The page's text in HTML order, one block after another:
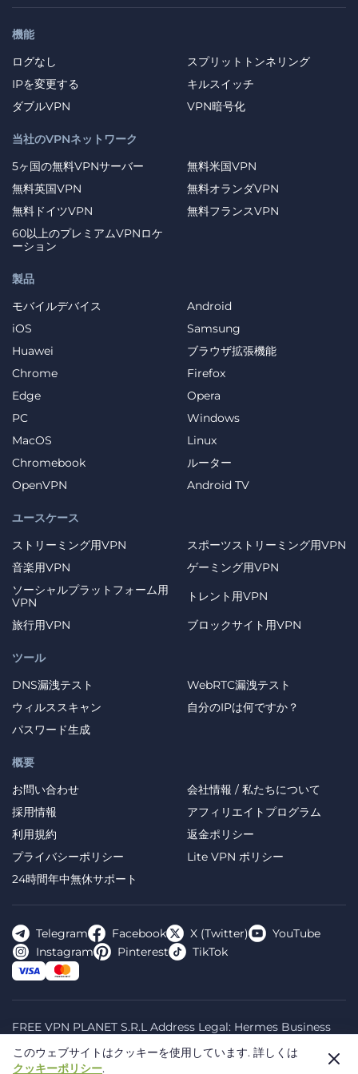
機能
ログなし
スプリットトンネリング
IPを変更する
キルスイッチ
ダブルVPN
VPN暗号化
製品
モバイルデバイス
Android
iOS
Samsung
Huawei
ブラウザ拡張機能
Chrome
Firefox
Edge
Opera
PC
Windows
MacOS
Linux
Chromebook
ルーター
OpenVPN
Android TV
ユースケース
ストリーミング用VPN
スポーツストリーミング用VPN
音楽用VPN
ゲーミング用VPN
ソーシャルプラットフォーム用
VPN
トレント用VPN
旅行用VPN
ブロックサイト用VPN
概要
お問い合わせ
会社情報 / 私たちについて
採用情報
アフィリエイトプログラム
利用規約
返金ポリシー
プライバシーポリシー
Lite VPN ポリシー
24時間年中無休サポート
当社のVPNネットワーク
5ヶ国の無料VPNサーバー
無料米国VPN
無料英国VPN
無料オランダVPN
無料ドイツVPN
無料フランスVPN
60以上のプレミアムVPNロケ
ーション
ツール
DNS漏洩テスト
WebRTC漏洩テスト
ウィルススキャン
自分のIPは何ですか？
パスワード生成
Telegram Facebook X (Twitter)
YouTube
Instagram
Pinterest TikTok
FREE VPN PLANET S.R.L Address Legal: Hermes Business
Bucharest, Romania, 020335. Reg.N, 44667783
このウェブサイトはクッキーを使用しています. 詳しくは
クッキーポリシー.